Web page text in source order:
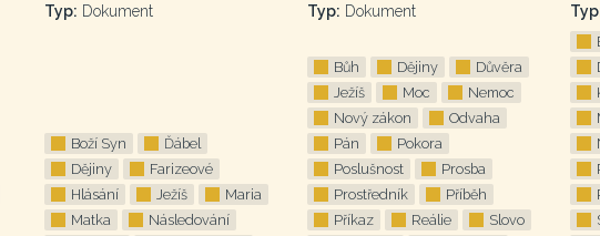
Typ: Dokument
Boží Syn
Ďábel
Dějiny
Farizeové
Hlásání
Ježíš
Maria
Matka
Následování
Typ: Dokument
Bůh Dějiny
Důvěra
Ježíš
Moc
Nemoc
Nový zákon
Odvaha
Pán
Pokora
Poslušnost
Prosba
Prostředník
Příběh
Příkaz
Reálie
Slovo